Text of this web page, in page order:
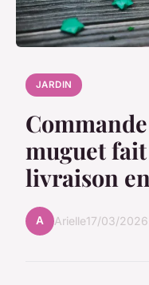
JARDIN
muguet
livraison
A Arielle17/03/